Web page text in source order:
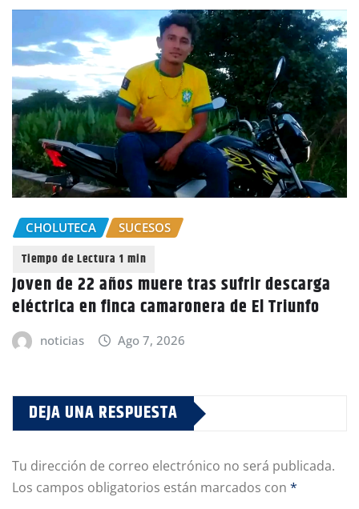
CHOLUTECA SUCESOS
Joven de 22 años muere tras sufrir descarga
eléctrica en finca camaronera de El Triunfo
noticias Ago 7, 2026
DEJA UNA RESPUESTA
Tu dirección de correo electrónico no será publicada.
Los campos obligatorios están marcados con *